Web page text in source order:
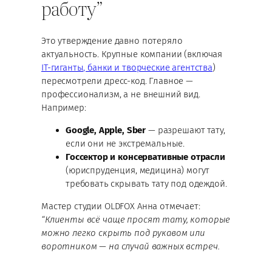
работу”
Это утверждение давно потеряло
актуальность. Крупные компании (включая
IT-гиганты, банки и творческие агентства)
пересмотрели дресс-код. Главное —
профессионализм, а не внешний вид.
Например:
Google, Apple, Sber — разрешают тату,
если они не экстремальные.
Госсектор и консервативные отрасли
(юриспруденция, медицина) могут
требовать скрывать тату под одеждой.
Мастер студии OLDFOX Анна отмечает:
“Клиенты всё чаще просят тату, которые
можно легко скрыть под рукавом или
воротником — на случай важных встреч.